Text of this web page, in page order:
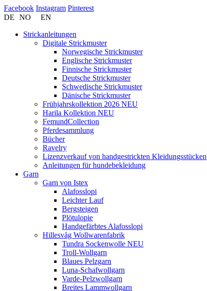
Facebook Instagram Pinterest
DE
NO EN
Strickanleitungen
Digitale Strickmuster
Norwegische Strickmuster
Englische Strickmuster
Finnische Strickmuster
Deutsche Strickmuster
Schwedische Strickmuster
Dänische Strickmuster
Frühjahrskollektion 2026 NEU
Harila Kollektion NEU
FemundCollection
Pferdesammlung
Bücher
Ravelry
Lizenzverkauf von handgestrickten Kleidungsstücken
Anleitungen für hundebekleidung
Garn
Garn von Istex
Alafosslopi
Leichter Lauf
Bergsteigen
Plötulopie
Handgefärbtes Alafosslopi
Hillesvåg Wollwarenfabrik
Tundra Sockenwolle NEU
Troll-Wollgarn
Blaues Pelzgarn
Luna-Schafwollgarn
Varde-Pelzwollgarn
Breites Lammwollgarn